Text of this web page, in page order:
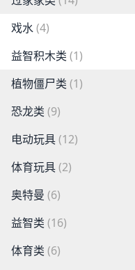
戏水(4)
益智积木类 (1)
植物僵尸类 (1)
恐龙类 (9)
电动玩具(12)
体育玩具(2)
奥特曼 (6)
益智类 (16)
体育类 (6)